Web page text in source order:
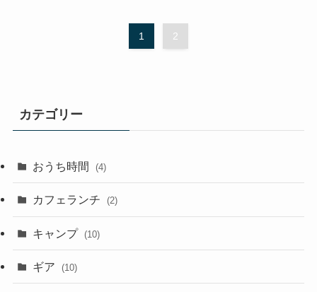
1 2
カテゴリー
おうち時間 (4)
カフェランチ (2)
キャンプ (10)
ギア (10)